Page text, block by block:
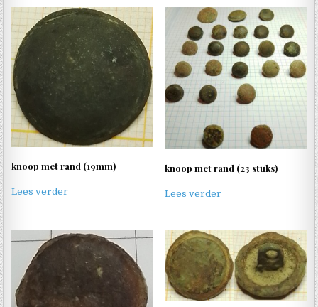
knoop met rand (19mm)
Lees verder
knoop met rand (23 stuks)
Lees verder